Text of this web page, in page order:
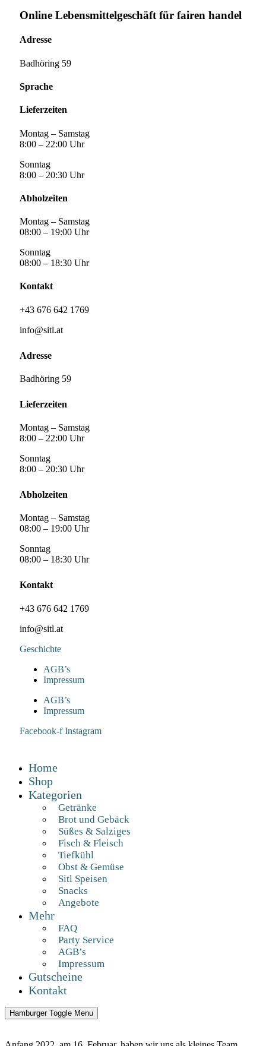
Online Lebensmittelgeschäft für fairen handel
Adresse
Badhöring 59
Sprache
Lieferzeiten
Montag – Samstag
8:00 – 22:00 Uhr
Sonntag
8:00 – 20:30 Uhr
Abholzeiten
Montag – Samstag
08:00 – 19:00 Uhr
Sonntag
08:00 – 18:30 Uhr
Kontakt
+43 676 642 1769
info@sitl.at
Adresse
Badhöring 59
Lieferzeiten
Montag – Samstag
8:00 – 22:00 Uhr
Sonntag
8:00 – 20:30 Uhr
Abholzeiten
Montag – Samstag
08:00 – 19:00 Uhr
Sonntag
08:00 – 18:30 Uhr
Kontakt
+43 676 642 1769
info@sitl.at
Geschichte
AGB’s
Impressum
AGB’s
Impressum
Facebook-f Instagram
Home
Shop
Kategorien
Getränke
Brot und Gebäck
Süßes & Salziges
Fisch & Fleisch
Tiefkühl
Obst & Gemüse
Sitl Speisen
Snacks
Angebote
Mehr
FAQ
Party Service
AGB’s
Impressum
Gutscheine
Kontakt
Hamburger Toggle Menu